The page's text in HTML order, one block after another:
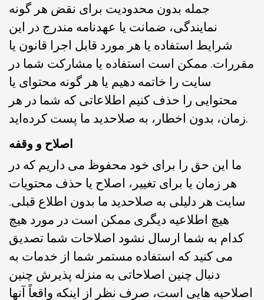
جمله بدون محدودیت برای نقض هر گونه
نمایندگی، ضمانت یا عهدنامه مندرج در این
شرایط استفاده یا هر مورد قابل اجرا قانون یا
مقررات. ممکن است استفاده یا مشارکت شما در
سایت را خاتمه دهیم یا هر گونه محتوای یا
محتوایی را حذف کنیم اطلاعاتی که شما در هر
زمان، بدون اخطار، به صلاحدید ما پست کرده‌اید.
اصلاح و وقفه
ما این حق را برای خود محفوظ می داریم که در
هر زمان یا برای تغییر، اصلاح یا حذف محتویات
سایت هر دلیلی به صلاحدید ما بدون اطلاع قبلی.
هیچ اطلاعیه دیگری ممکن است در مورد هیچ
کدام به شما ارسال نشود اصلاحات شما تصدیق
می کنید که استفاده مستمر شما از خدمات به
دنبال چنین اصلاحاتی به منزله پذیرش چنین
اصلاحیه هایی است، صرف نظر از اینکه واقعاً آنها